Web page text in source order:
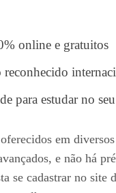
online e gratuitos
para estudar no
em
e não há
se cadastrar no site